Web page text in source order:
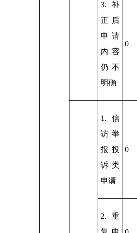
3.补
正后
申请
内容
仍不
明确
0
1.信
访举
报投
诉类
申请
0
2.重